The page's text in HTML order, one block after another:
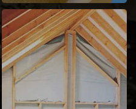
Nettoyage et pose